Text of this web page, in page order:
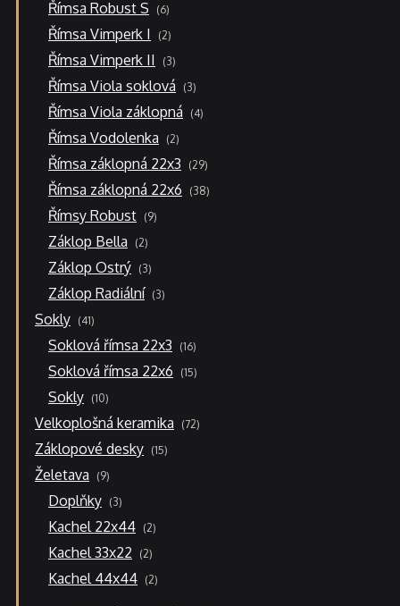
Římsa Robust S 66
produktů
Římsa Vimperk I 22
produkty
Římsa Vimperk II 33
produkty
Římsa Viola soklová 33
produkty
Římsa Viola záklopná 44
produkty
Římsa Vodolenka 22
produkty
Římsa záklopná 22x3 2929
produktů
Římsa záklopná 22x6 3838
produktů
Římsy Robust 99
produktů
Záklop Bella 22
produkty
Záklop Ostrý 33
produkty
Záklop Radiální 33
produkty
Sokly 4141
produktů
Soklová římsa 22x3 1616
produktů
Soklová římsa 22x6 1515
produktů
Sokly 1010
produktů
Velkoplošná keramika 7272
produktů
Záklopové desky 1515
produktů
Želetava 99
produktů
Doplňky 33
produkty
Kachel 22x44 22
produkty
Kachel 33x22 22
produkty
Kachel 44x44 22
produkty